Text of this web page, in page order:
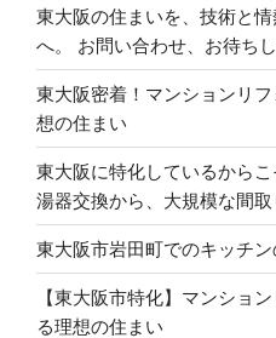
東大阪の住まいを、技術と
へ。 お問い合わせ、お待ち
東大阪密着！マンションリ
想の住まい
東大阪に特化しているから
湯器交換から、大規模な間取
東大阪市岩田町でのキッチ
【東大阪市特化】マンショ
る理想の住まい